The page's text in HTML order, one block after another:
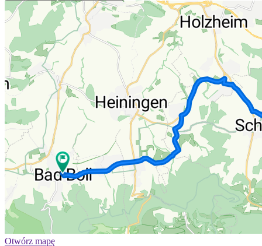
Otwórz mapę